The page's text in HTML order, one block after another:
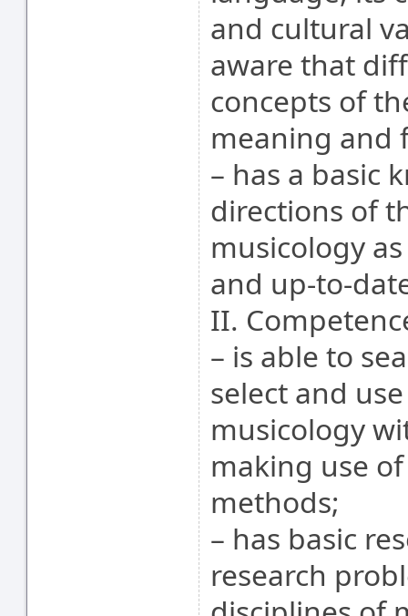
and cultural
aware that
concepts of
meaning and
– has a basic
directions of
musicology
and up-to-
II.
– is able to
select and
musicology
making use
methods;
– has basic
research